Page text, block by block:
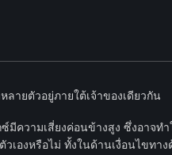
ายตัวอยู่ภายใต้เจ้าของเดียวกัน
มีความเสี่ยงค่อนข้างสูง ซึ่งอาจ
เองหรือไม่ ทั้งในด้านเงื่อนไข